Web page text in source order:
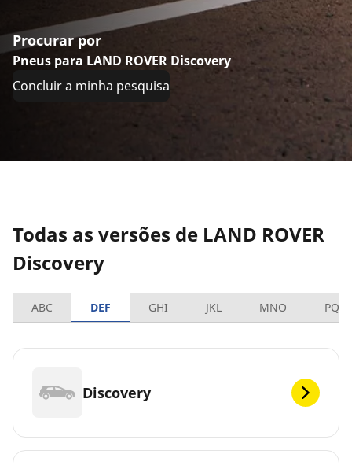
Procurar por
Pneus para LAND ROVER Discovery
Concluir a minha pesquisa
Todas as versões de LAND ROVER
Discovery
ABC DEF GHI JKL MNO PQRS
Discovery